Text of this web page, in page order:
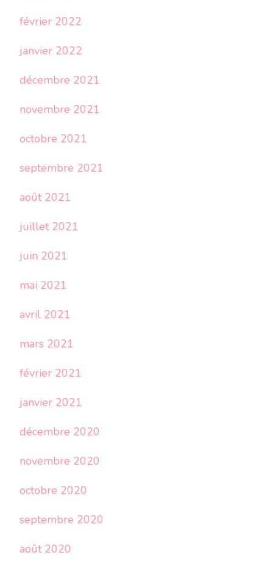
février 2022
janvier 2022
décembre 2021
novembre 2021
octobre 2021
septembre 2021
août 2021
juillet 2021
juin 2021
mai 2021
avril 2021
mars 2021
février 2021
janvier 2021
décembre 2020
novembre 2020
octobre 2020
septembre 2020
août 2020